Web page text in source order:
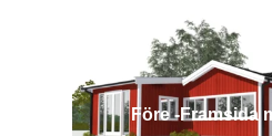
Före -Framsida